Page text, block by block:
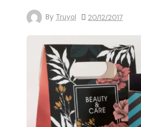
By Truyol 20/12/2017